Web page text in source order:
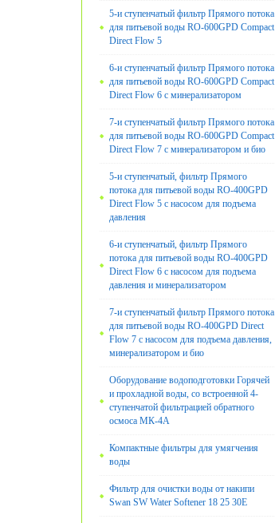
5-и ступенчатый фильтр Прямого потока
для питьевой воды RO-600GPD Compact
Direct Flow 5
6-и ступенчатый фильтр Прямого потока
для питьевой воды RO-600GPD Compact
Direct Flow 6 с минерализатором
7-и ступенчатый фильтр Прямого потока
для питьевой воды RO-600GPD Compact
Direct Flow 7 с минерализатором и био
5-и ступенчатый, фильтр Прямого
потока для питьевой воды RO-400GPD
Direct Flow 5 с насосом для подъема
давления
6-и ступенчатый, фильтр Прямого
потока для питьевой воды RO-400GPD
Direct Flow 6 с насосом для подъема
давления и минерализатором
7-и ступенчатый фильтр Прямого потока
для питьевой воды RO-400GPD Direct
Flow 7 с насосом для подъема давления,
минерализатором и био
Оборудование водоподготовки Горячей
и прохладной воды, со встроенной 4-
ступенчатой фильтрацией обратного
осмоса МК-4А
Компактные фильтры для умягчения
воды
Фильтр для очистки воды от накипи
Swan SW Water Softener 18 25 30E